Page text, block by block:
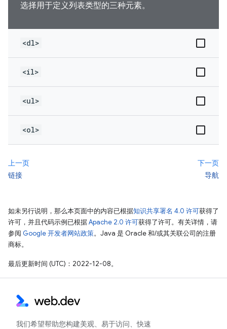
选择用于定义列表类型的三种元素。
<dl>
<il>
<ul>
<ol>
上一页
链接
下一页
导航
如未另行说明，那么本页面中的内容已根据知识共享署名 4.0 许可获得了
许可，并且代码示例已根据Apache 2.0 许可获得了许可。有关详情，请
参阅 Google 开发者网站政策。Java 是 Oracle 和/或其关联公司的注册
商标。
最后更新时间 (UTC)：2022-12-08。
我们希望帮助您构建美观、易于访问、快速